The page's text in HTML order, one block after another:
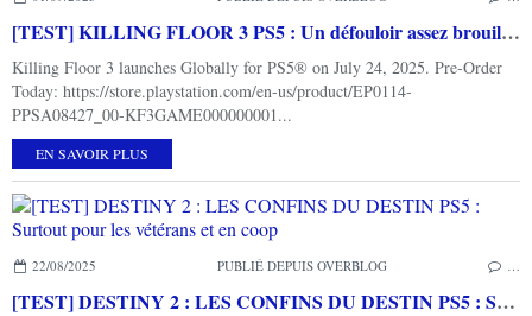
[TEST] KILLING FLOOR 3 PS5 : Un défouloir assez brouillon
Killing Floor 3 launches Globally for PS5® on July 24, 2025. Pre-Order
Today: https://store.playstation.com/en-us/product/EP0114-
PPSA08427_00-KF3GAME000000001...
EN SAVOIR PLUS
22/08/2025 PUBLIÉ DEPUIS OVERBLOG
[TEST] DESTINY 2 : LES CONFINS DU DESTIN PS5 : Surtout pour les vétérans et en coop